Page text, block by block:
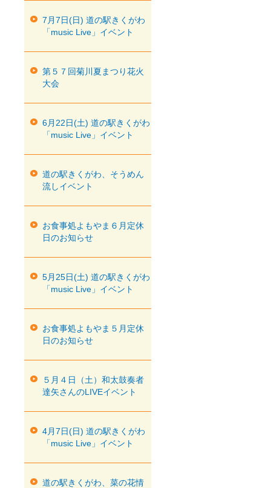
7月7日(日) 道の駅きくがわ
「music Live」イベント
第５７回菊川夏まつり花火
大会
6月22日(土) 道の駅きくがわ
「music Live」イベント
道の駅きくがわ、そうめん
流しイベント
お食事処よもやま６月定休
日のお知らせ
5月25日(土) 道の駅きくがわ
「music Live」イベント
お食事処よもやま５月定休
日のお知らせ
５月４日（土）和太鼓奏者
達矢さんのLIVEイベント
4月7日(日) 道の駅きくがわ
「music Live」イベント
道の駅きくがわ、菜の花情